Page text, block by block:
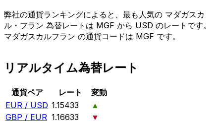
弊社の通貨ランキングによると、最も人気の マダガスカ
ル・フラン 為替レートは MGF から USD のレートです。
マダガスカルフラン の通貨コードは MGF です。
リアルタイム為替レート
通貨ペア レート
変動
EUR / USD 1.15433
▲
GBP / EUR 1.16633
▼